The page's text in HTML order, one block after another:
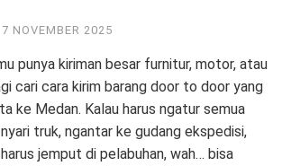
7 NOVEMBER 2025
punya kiriman besar furnitur, motor, atau
cari cara kirim barang door to door yang
ke Medan. Kalau harus ngatur semua
truk, ngantar ke gudang ekspedisi,
jemput di pelabuhan, wah… bisa